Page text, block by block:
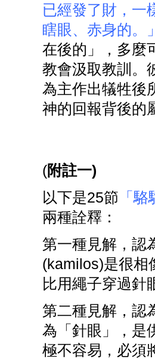
已經發了財，一
瞎眼、赤身的。
在後的」，多麼
教會汲取教訓。
為主作出犠牲後
神的回報背後的
(附註一)
以下是25節 「
兩種詮釋：
第一種見解，認
(kamilos)是很相
比用繩子穿過針
第二種見解，認
為「針眼」，是
極不容易，必須